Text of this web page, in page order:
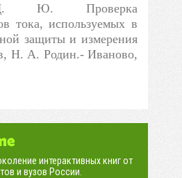
Ю. Проверка
тока, используемых в
защиты и измерения
Н. А. Родин.- Иваново,
интерактивных книг от
и вузов России.